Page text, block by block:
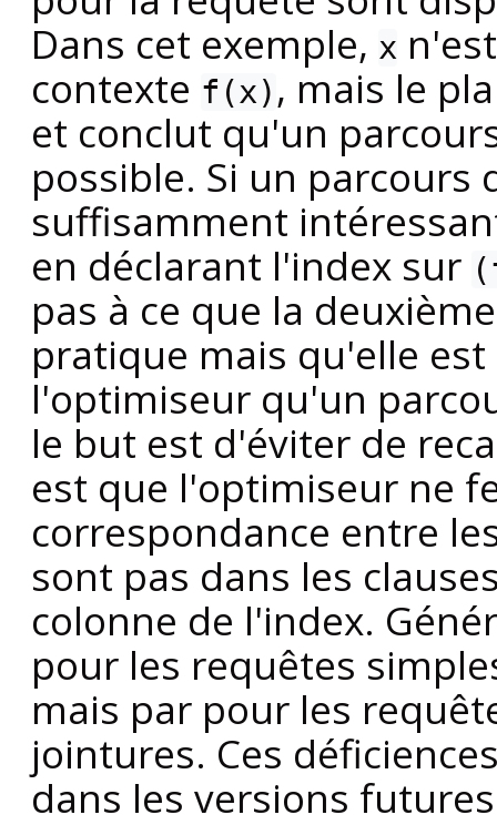
Dans cet exemple, x
contexte f(x) , mais le
et conclut qu'un
possible. Si un parcours
suffisamment
en déclarant l'index sur
pas à ce que la
pratique mais qu'elle
l'optimiseur qu'un
le but est d'éviter de
est que l'optimiseur ne
correspondance entre
sont pas dans les
colonne de l'index.
pour les requêtes
mais par pour les
jointures. Ces
dans les versions